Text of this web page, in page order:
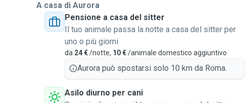
A casa di Aurora
Pensione a casa del sitter
Il tuo animale passa la notte a casa del sitter per
uno o più giorni
da 24 €/notte, 10 €/animale domestico aggiuntivo
Aurora può spostarsi solo 10 km da Roma.
Asilo diurno per cani